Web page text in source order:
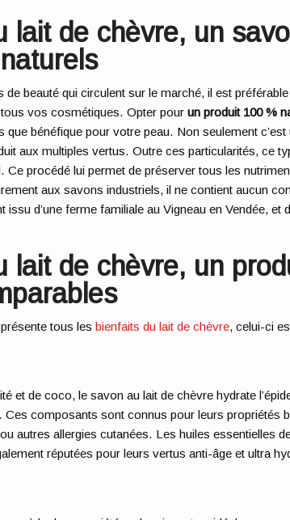
lait de chèvre, un
beauté qui circulent sur le marché, il est
vos cosmétiques. Opter pourun produit 100 %
que bénéfique pour votre peau. Non seulement
aux multiples vertus. Outre ces particularités, ce
Ce procédé lui permet de préserver tous les
aux savons industriels, il ne contient aucun
issu d’une ferme familiale au Vigneau en Vendée, et
lait de chèvre, un
tous lesbienfaits du lait de chèvre, celui-ci
et de coco, le savon au lait de chèvre hydrate
. Ces composants sont connus pour leurs propriétés
autres allergies cutanées. Les huiles essentielles
réputées pour leurs vertus anti-âge et ultra